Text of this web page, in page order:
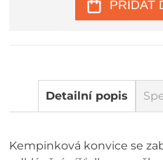
PŘIDAT
Detailní popis
Kempinková konvice se